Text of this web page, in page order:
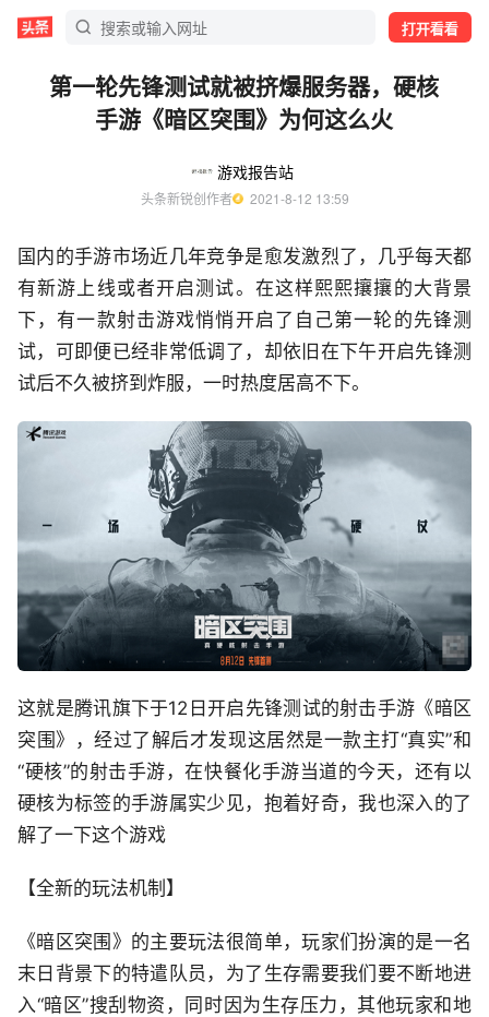
打开看看
第一轮先锋测试就被挤爆服务器，硬核
手游《暗区突围》为何这么火
游戏报告站
头条新锐创作者
  2021-8-12 13:59
国内的手游市场近几年竞争是愈发激烈了，几乎每天都
有新游上线或者开启测试。在这样熙熙攘攘的大背景
下，有一款射击游戏悄悄开启了自己第一轮的先锋测
试，可即便已经非常低调了，却依旧在下午开启先锋测
试后不久被挤到炸服，一时热度居高不下。
这就是腾讯旗下于12日开启先锋测试的射击手游《暗区
突围》，经过了解后才发现这居然是一款主打“真实”和
“硬核”的射击手游，在快餐化手游当道的今天，还有以
硬核为标签的手游属实少见，抱着好奇，我也深入的了
解了一下这个游戏
【全新的玩法机制】
《暗区突围》的主要玩法很简单，玩家们扮演的是一名
末日背景下的特遣队员，为了生存需要我们要不断地进
入“暗区”搜刮物资，同时因为生存压力，其他玩家和地